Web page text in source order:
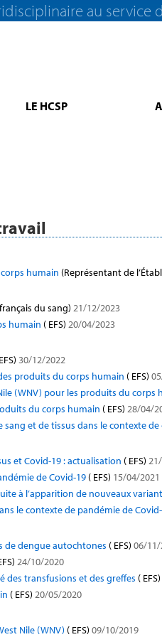
au service
LE HCSP
humain (Représentant de
du sang) 21/12/2023
humain ( EFS) 20/04/2023
30/12/2022
produits du corps humain ( EFS)
(WNV) pour les produits du corps
du corps humain ( EFS) 28/04/
et de tissus dans le contexte
et Covid-19 : actualisation ( EFS)
de Covid-19 ( EFS) 15/04/2021
à l’apparition de nouveaux
le contexte de pandémie de
de dengue autochtones ( EFS) 06/11/
24/10/2020
des transfusions et des greffes ( EFS)
( EFS) 20/05/2020
Nile (WNV) ( EFS) 09/10/2019